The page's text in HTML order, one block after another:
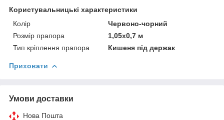
Користувальницькі характеристики
Колір
Червоно-чорний
Розмір прапора
1,05х0,7 м
Тип кріплення прапора
Кишеня під держак
Приховати
Умови доставки
Нова Пошта